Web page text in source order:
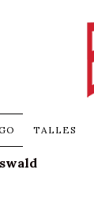
TALLES